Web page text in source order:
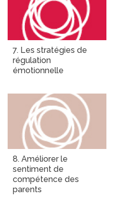
7. Les stratégies de
régulation
émotionnelle
8. Améliorer le
sentiment de
compétence des
parents